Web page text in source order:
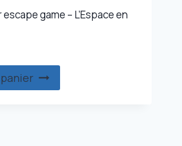
game – L’Espace en